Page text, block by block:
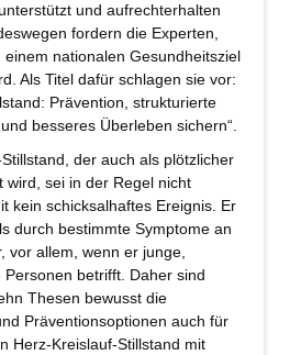
und aufrechterhalten
fordern die Experten,
nationalen Gesundheitsziel
Als Titel dafür schlagen sie vor:
Prävention, strukturierte
besseres Überleben sichern“.
der auch als plötzlicher
wird, sei in der Regel nicht
kein schicksalhaftes Ereignis. Er
durch bestimmte Symptome an
vor allem, wenn er junge,
betrifft. Daher sind
Thesen bewusst die
Präventionsoptionen auch für
Herz-Kreislauf-Stillstand mit